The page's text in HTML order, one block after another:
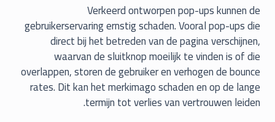
Verkeerd ontworpen pop-ups kunnen de
gebruikerservaring ernstig schaden. Vooral pop-ups die
direct bij het betreden van de pagina verschijnen,
waarvan de sluitknop moeilijk te vinden is of die
overlappen, storen de gebruiker en verhogen de bounce
rates. Dit kan het merkimago schaden en op de lange
termijn tot verlies van vertrouwen leiden.